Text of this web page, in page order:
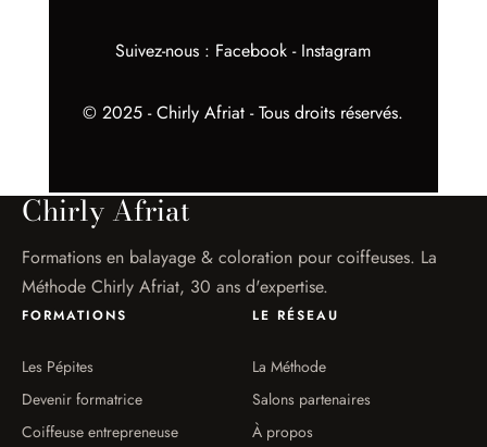
Suivez-nous : Facebook - Instagram
© 2025 - Chirly Afriat - Tous droits réservés.
Chirly Afriat
Formations en balayage & coloration pour coiffeuses. La
Méthode Chirly Afriat, 30 ans d'expertise.
FORMATIONS
Les Pépites
Devenir formatrice
Coiffeuse entrepreneuse
LE RÉSEAU
La Méthode
Salons partenaires
À propos